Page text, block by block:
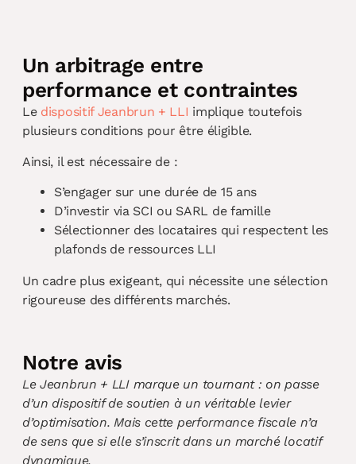
Un arbitrage entre
performance et contraintes
Le dispositif Jeanbrun + LLI implique toutefois
plusieurs conditions pour être éligible.
Ainsi, il est nécessaire de :
S’engager sur une durée de 15 ans
D’investir via SCI ou SARL de famille
Sélectionner des locataires qui respectent les
plafonds de ressources LLI
Un cadre plus exigeant, qui nécessite une sélection
rigoureuse des différents marchés.
Notre avis
Le Jeanbrun + LLI marque un tournant : on passe
d’un dispositif de soutien à un véritable levier
d’optimisation. Mais cette performance fiscale n’a
de sens que si elle s’inscrit dans un marché locatif
dynamique.